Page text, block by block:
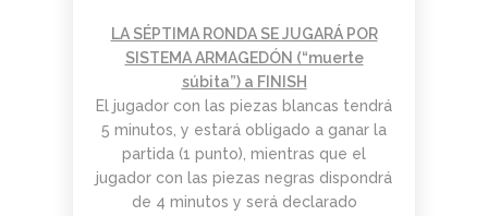
LA SÉPTIMA RONDA SE JUGARÁ POR
SISTEMA ARMAGEDÓN (“muerte
súbita”) a FINISH
El jugador con las piezas blancas tendrá
5 minutos, y estará obligado a ganar la
partida (1 punto), mientras que el
jugador con las piezas negras dispondrá
de 4 minutos y será declarado